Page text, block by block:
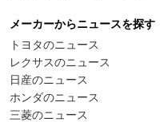
メーカーからニュースを探す
トヨタのニュース
レクサスのニュース
日産のニュース
ホンダのニュース
三菱のニュース